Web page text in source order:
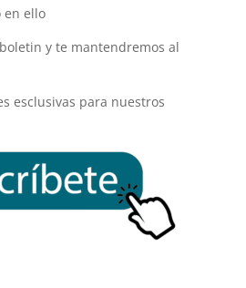
en ello
y te mantendremos al
esclusivas para nuestros